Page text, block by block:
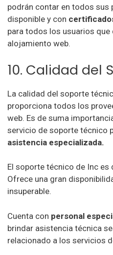
podrán contar en todos sus
disponible y con
para todos los usuarios
alojamiento web.
10. Calidad del
La calidad del soporte
proporciona todos los
web. Es de suma
servicio de soporte técnico
asistencia especializada.
El soporte técnico de Inc es
Ofrece una gran
insuperable.
Cuenta con personal
brindar asistencia técnica
relacionado a los servicios